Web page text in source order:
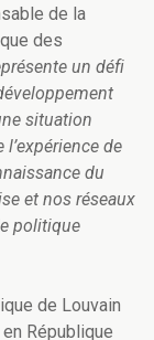
de la
des
un défi
situation
de
du
et nos réseaux
politique
de Louvain
République